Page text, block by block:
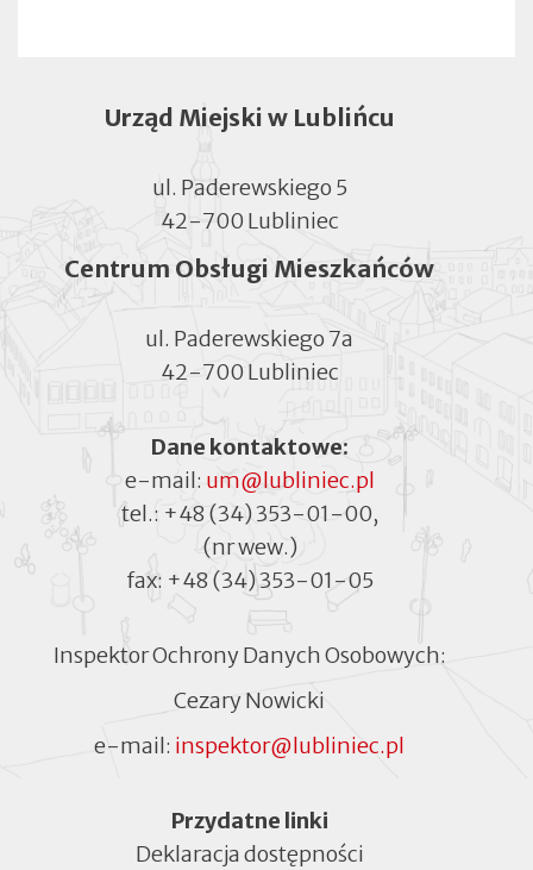
Urząd Miejski w Lublińcu
ul. Paderewskiego 5
42-700 Lubliniec
Centrum Obsługi Mieszkańców
ul. Paderewskiego 7a
42-700 Lubliniec
Dane kontaktowe:
e-mail: um@lubliniec.pl
tel.: +48 (34) 353-01-00,
(nr wew.)
fax: +48 (34) 353-01-05
Inspektor Ochrony Danych Osobowych:
Cezary Nowicki
e-mail: inspektor@lubliniec.pl
MenuPrzydatne linki
Deklaracja dostępności